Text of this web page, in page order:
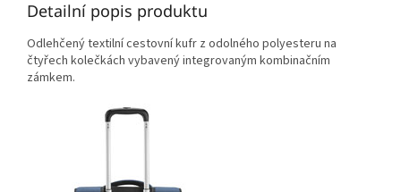
Detailní popis produktu
Odlehčený textilní cestovní kufr z odolného polyesteru na
čtyřech kolečkách vybavený integrovaným kombinačním
zámkem.